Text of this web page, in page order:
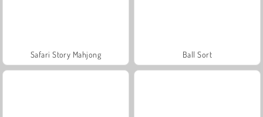
Safari Story Mahjong Ball Sort